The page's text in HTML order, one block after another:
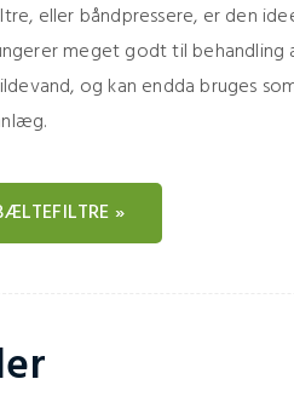
eller båndpressere, er den
meget godt til
og kan endda bruges
»